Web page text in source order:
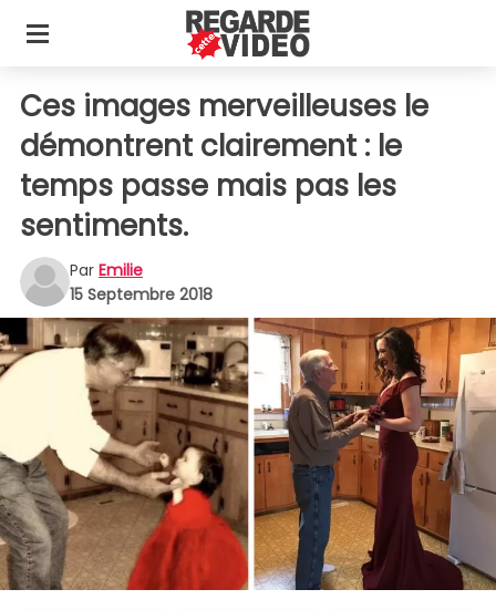
Ces images merveilleuses le
démontrent clairement : le
temps passe mais pas les
sentiments.
Par Emilie
15 Septembre 2018